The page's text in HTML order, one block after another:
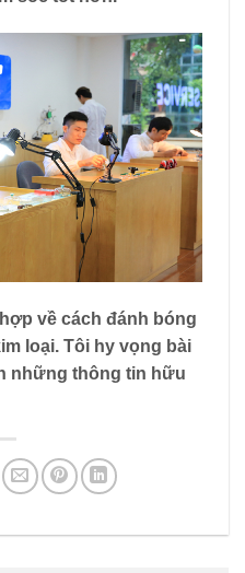
về cách đánh bóng
loại. Tôi hy vọng bài
những thông tin hữu